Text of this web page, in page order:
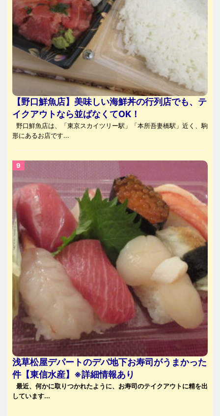
【野口鮮魚店】美味しい海鮮丼の行列店でも、テ
イクアウトなら並ばなくてOK！
野口鮮魚店は、「東京スカイツリー駅」「本所吾妻橋駅」近く、駒
形にあるお店です...
浅草松屋デパートのデパ地下お寿司がうまかった
件【東信水産】※詳細情報あり
最近、何かに取りつかれたように、お寿司のテイクアウトに精を出
しています...